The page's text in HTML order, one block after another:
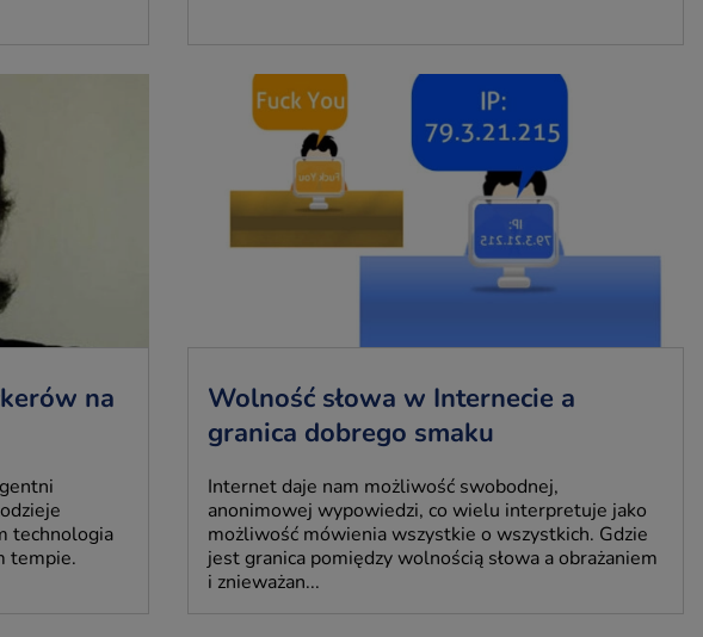
na
technologia
tempie.
Wolność słowa w Internecie a
granica dobrego smaku
Internet daje nam możliwość swobodnej,
anonimowej wypowiedzi, co wielu interpretuje jako
możliwość mówienia wszystkie o wszystkich. Gdzie
jest granica pomiędzy wolnością słowa a obrażaniem
i znieważan...